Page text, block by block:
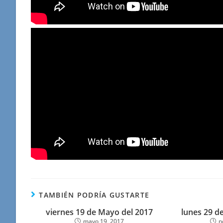
TAMBIÉN PODRÍA GUSTARTE
viernes 19 de Mayo del 2017
mayo 19, 2017
lunes 29